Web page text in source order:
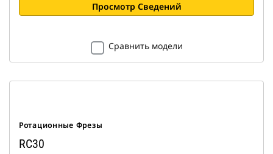
Просмотр Сведений
Сравнить модели
Ротационные Фрезы
RC30